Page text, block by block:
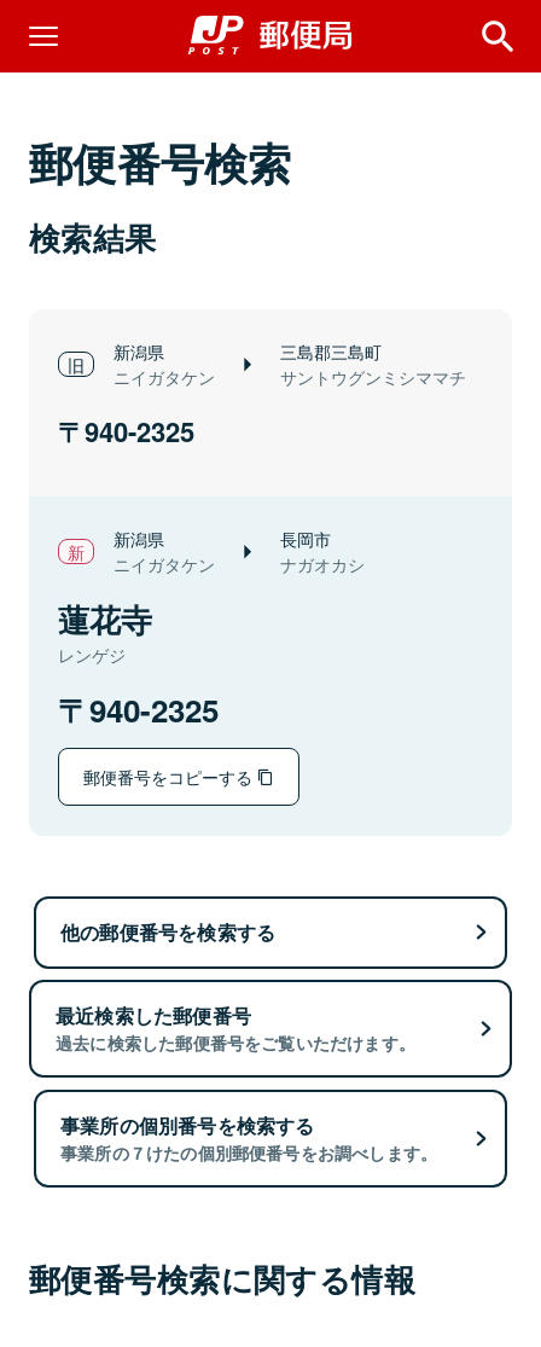
郵便番号検索
検索結果
新潟県
ニイガタケン
三島郡三島町
サントウグンミシママチ
940-2325
新潟県
ニイガタケン
長岡市
ナガオカシ
蓮花寺
レンゲジ
940-2325
郵便番号をコピーする
他の郵便番号を検索する
最近検索した郵便番号
過去に検索した郵便番号をご覧いただけます。
事業所の個別番号を検索する
事業所の７けたの個別郵便番号をお調べします。
郵便番号検索に関する情報